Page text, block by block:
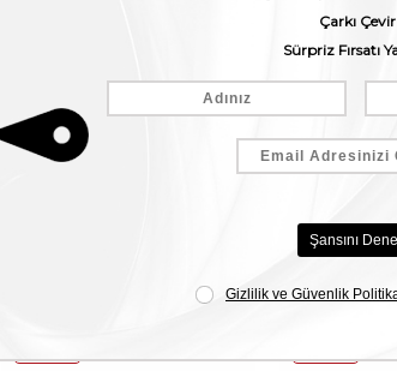
KODUYLA